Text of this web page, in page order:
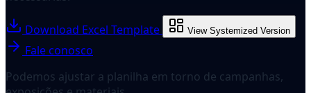
Download Excel Template View Systemized Version
Fale conosco
Podemos ajustar a planilha em torno de campanhas,